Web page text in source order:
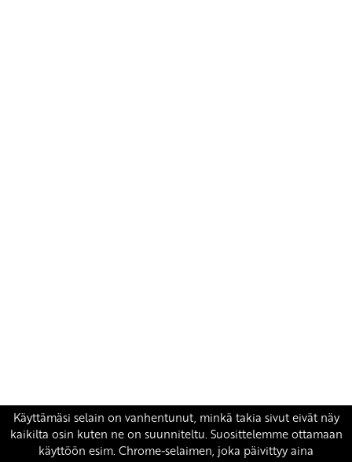
Puh: 045 7834 1346
Sähköposti:skp@skp.fi